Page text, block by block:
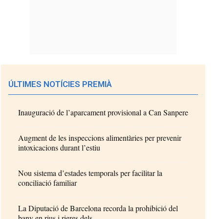
ÚLTIMES NOTÍCIES PREMIÀ
Inauguració de l’aparcament provisional a Can Sanpere
Augment de les inspeccions alimentàries per prevenir
intoxicacions durant l’estiu
Nou sistema d’estades temporals per facilitar la
conciliació familiar
La Diputació de Barcelona recorda la prohibició del